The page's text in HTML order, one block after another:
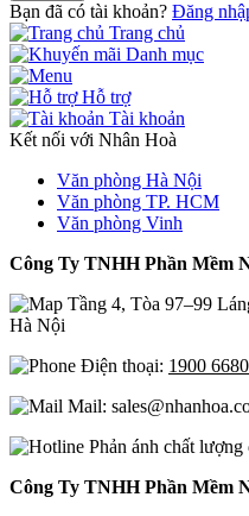
Bạn đã có tài khoản? Đăng
Trang chủ
Danh mục
Hỗ trợ
Tài khoản
Kết nối với Nhân Hoà
Văn phòng Hà Nội
Văn phòng TP. HCM
Văn phòng Vinh
Công Ty TNHH Phần Mềm
Tầng 4, Tòa 97–99
Hà Nội
Điện thoại: 1900 6680
Mail:
Phản ánh chất lượng
Công Ty TNHH Phần Mềm